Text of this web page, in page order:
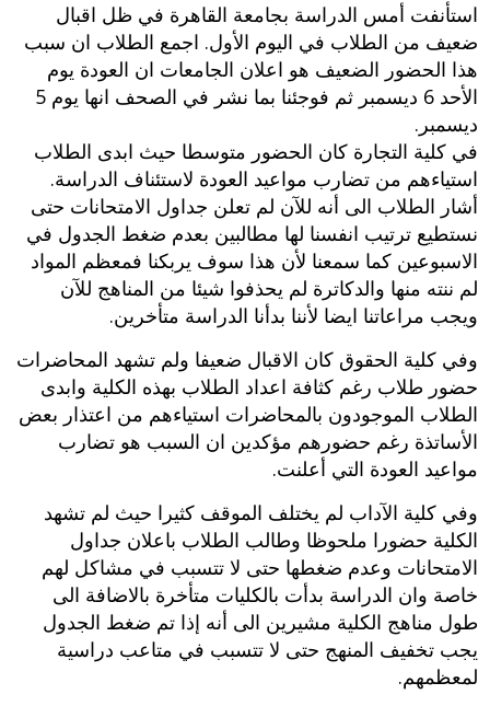
استأنفت أمس الدراسة بجامعة القاهرة في ظل اقبال
ضعيف من الطلاب في اليوم الأول. اجمع الطلاب ان سبب
هذا الحضور الضعيف هو اعلان الجامعات ان العودة يوم
الأحد 6 ديسمبر ثم فوجئنا بما نشر في الصحف انها يوم 5
ديسمبر.
في كلية التجارة كان الحضور متوسطا حيث ابدى الطلاب
استياءهم من تضارب مواعيد العودة لاستئناف الدراسة.
أشار الطلاب الى أنه للآن لم تعلن جداول الامتحانات حتى
نستطيع ترتيب انفسنا لها مطالبين بعدم ضغط الجدول في
الاسبوعين كما سمعنا لأن هذا سوف يربكنا فمعظم المواد
لم ننته منها والدكاترة لم يحذفوا شيئا من المناهج للآن
ويجب مراعاتنا ايضا لأننا بدأنا الدراسة متأخرين.
وفي كلية الحقوق كان الاقبال ضعيفا ولم تشهد المحاضرات
حضور طلاب رغم كثافة اعداد الطلاب بهذه الكلية وابدى
الطلاب الموجودون بالمحاضرات استياءهم من اعتذار بعض
الأساتذة رغم حضورهم مؤكدين ان السبب هو تضارب
مواعيد العودة التي أعلنت.
وفي كلية الآداب لم يختلف الموقف كثيرا حيث لم تشهد
الكلية حضورا ملحوظا وطالب الطلاب باعلان جداول
الامتحانات وعدم ضغطها حتى لا تتسبب في مشاكل لهم
خاصة وان الدراسة بدأت بالكليات متأخرة بالاضافة الى
طول مناهج الكلية مشيرين الى أنه إذا تم ضغط الجدول
يجب تخفيف المنهج حتى لا تتسبب في متاعب دراسية
لمعظمهم.